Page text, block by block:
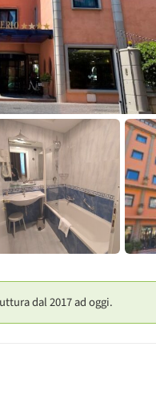
dal 2017 ad oggi.